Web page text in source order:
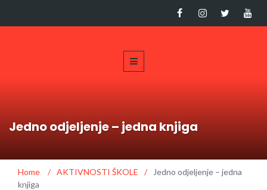
Jedno odjeljenje – jedna knjiga
Home / AKTIVNOSTI ŠKOLE /
Jedno odjeljenje – jedna
knjiga